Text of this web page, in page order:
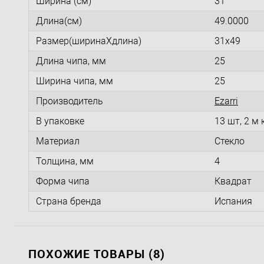
Длина(см)
49.0000
Размер(ширинаXдлина)
31x49
Длина чипа, мм
25
Ширина чипа, мм
25
Производитель
Ezarri
В упаковке
13 шт, 2 м
Материал
Стекло
Толщина, мм
4
Форма чипа
Квадрат
Страна бренда
Испания
ПОХОЖИЕ ТОВАРЫ (8)